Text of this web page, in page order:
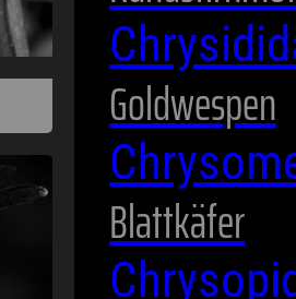
Goldwespen
Blattkäfer